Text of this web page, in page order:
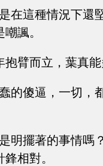
在這種情況下還
諷。
抱臂而立，葉真
的傻逼，一切，
明擺著的事情嗎
相對。